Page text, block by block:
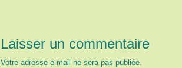
Laisser un commentaire
Votre adresse e-mail ne sera pas publiée.